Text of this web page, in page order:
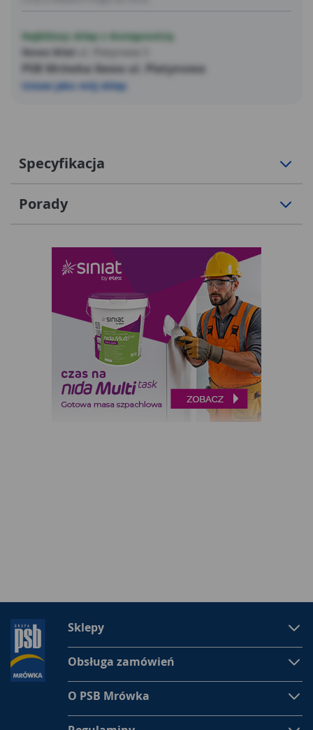
Najbliższy sklep z dostępnością
Nowa Wieś
PSB Mrówka Iława ul. Platynowa
Ustaw jako mój sklep
Specyfikacja
Porady
Sklepy
Obsługa zamówień
O PSB Mrówka